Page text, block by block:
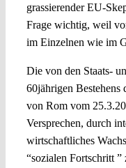
grassierender EU-
Frage wichtig, weil
im Einzelnen wie im
Die von den Staats-
60jährigen Bestehens
von Rom vom
Versprechen, durch
wirtschaftliches
“sozialen Fortschritt